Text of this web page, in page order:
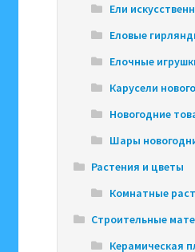
Ели
Еловые
Елочные
Карусели
Новогодние
Шары
Растения и цветы
Комнатные
Строительные
Керамическая